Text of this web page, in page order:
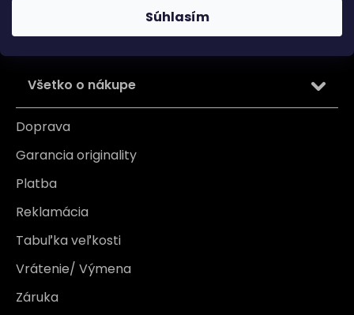
Súhlasím
Všetko o nákupe
Doprava
Garancia originality
Platba
Reklamácia
Tabuľka veľkosti
Vrátenie/ Výmena
Záruka